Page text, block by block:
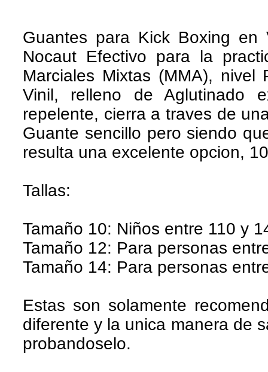
Guantes para Kick Boxing
Nocaut Efectivo para la
Marciales Mixtas (MMA), nivel
Vinil, relleno de Aglutinado
repelente, cierra a traves de
Guante sencillo pero siendo
resulta una excelente opcion,
Tallas:
Tamaño 10: Niños entre 110 y
Tamaño 12: Para personas
Tamaño 14: Para personas
Estas son solamente
diferente y la unica manera de
probandoselo.